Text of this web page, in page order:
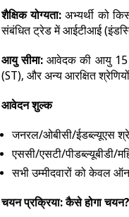
शैक्षिक योग्यता:अभ्यर्थी को
संबंधित ट्रेड में आईटीआई
आयु सीमा:आवेदक की आयु 15
(ST), और अन्य आरक्षित
आवेदन शुल्क
जनरल/ओबीसी/ईडब्ल्यूएस
एससी/एसटी/
सभी उम्मीदवारों को केवल
चयन प्रक्रिया: कैसे होगा चयन?